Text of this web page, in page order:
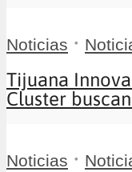
Noticias •
Tijuana
Cluster
Noticias •